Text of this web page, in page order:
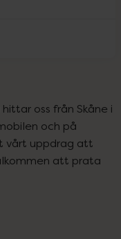
oss från Skåne i
och på
vårt uppdrag att
att prata